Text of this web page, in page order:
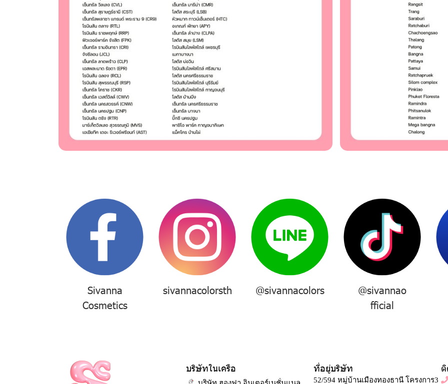
Sivanna
Cosmetics
sivannacolorsth @sivannacolors
@sivannao
fficial
บริษัทในเครือ ที่อยู่บริษัท
52/594 หมู่บ้านเมืองทองธานี โครงการ3